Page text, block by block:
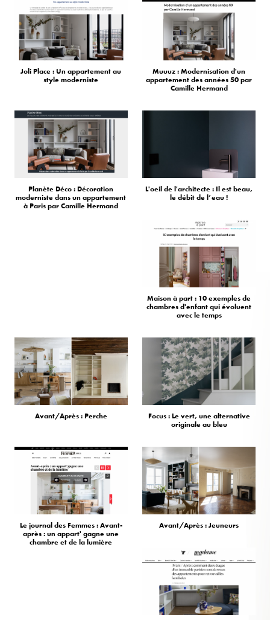
Joli Place : Un appartement au
style moderniste
Muuuz : Modernisation d'un
appartement des années 50 par
Camille Hermand
Planète Déco : Décoration
moderniste dans un appartement
à Paris par Camille Hermand
L'oeil de l'architecte : Il est beau,
le débit de l’eau !
Maison à part : 10 exemples de
chambres d'enfant qui évoluent
avec le temps
Avant/Après : Perche
Focus : Le vert, une alternative
originale au bleu
Le journal des Femmes : Avant-
après : un appart' gagne une
chambre et de la lumière
Avant/Après : Jeuneurs